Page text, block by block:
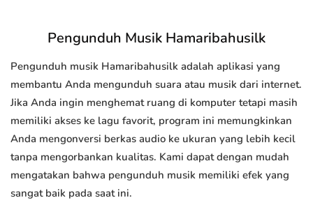
Pengunduh Musik Hamaribahusilk
Pengunduh musik Hamaribahusilk adalah aplikasi yang
membantu Anda mengunduh suara atau musik dari internet.
Jika Anda ingin menghemat ruang di komputer tetapi masih
memiliki akses ke lagu favorit, program ini memungkinkan
Anda mengonversi berkas audio ke ukuran yang lebih kecil
tanpa mengorbankan kualitas. Kami dapat dengan mudah
mengatakan bahwa pengunduh musik memiliki efek yang
sangat baik pada saat ini.